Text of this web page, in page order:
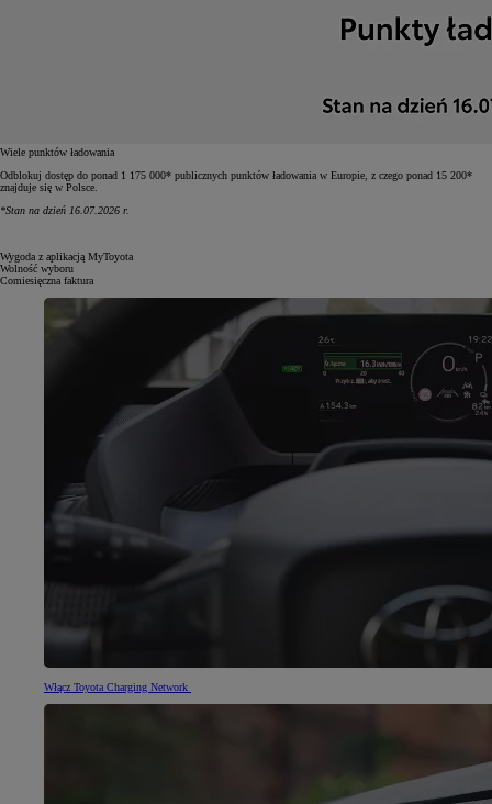
Wiele punktów ładowania
Odblokuj dostęp do ponad 1 175 000* publicznych punktów ładowania w Europie, z czego ponad 15 200*
znajduje się w Polsce.
*Stan na dzień 16.07.2026 r.
Wygoda z aplikacją MyToyota
Wolność wyboru
Comiesięczna faktura
Włącz Toyota Charging Network